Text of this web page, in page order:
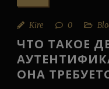
Kire 0
ЧТО ТАКОЕ
ОНА